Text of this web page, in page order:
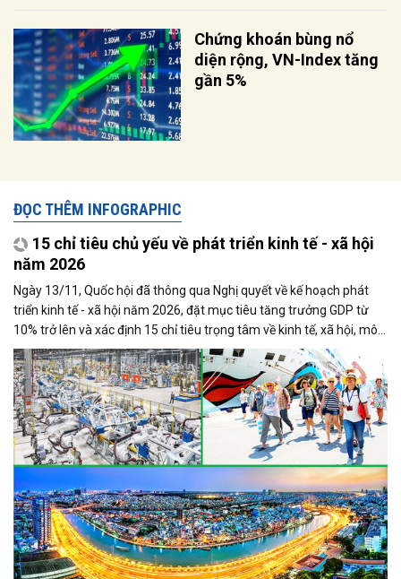
Chứng khoán bùng nổ
diện rộng, VN-Index tăng
gần 5%
ĐỌC THÊM INFOGRAPHIC
15 chỉ tiêu chủ yếu về phát triển kinh tế - xã hội
năm 2026
Ngày 13/11, Quốc hội đã thông qua Nghị quyết về kế hoạch phát
triển kinh tế - xã hội năm 2026, đặt mục tiêu tăng trưởng GDP từ
10% trở lên và xác định 15 chỉ tiêu trọng tâm về kinh tế, xã hội, môi
trường và phát triển bền vững, nhằm tạo nền tảng cho giai đoạn đổi
mới toàn diện và nâng cao chất lượng đời sống nhân dân.